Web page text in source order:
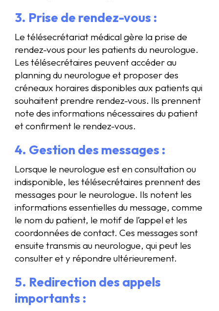
3. Prise de rendez-vous :
Le télésecrétariat médical gère la prise de
rendez-vous pour les patients du neurologue.
Les télésecrétaires peuvent accéder au
planning du neurologue et proposer des
créneaux horaires disponibles aux patients qui
souhaitent prendre rendez-vous. Ils prennent
note des informations nécessaires du patient
et confirment le rendez-vous.
4. Gestion des messages :
Lorsque le neurologue est en consultation ou
indisponible, les télésecrétaires prennent des
messages pour le neurologue. Ils notent les
informations essentielles du message, comme
le nom du patient, le motif de l’appel et les
coordonnées de contact. Ces messages sont
ensuite transmis au neurologue, qui peut les
consulter et y répondre ultérieurement.
5. Redirection des appels
importants :